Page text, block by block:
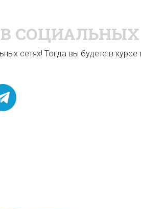
В СОЦИАЛЬНЫХ
сетях! Тогда вы будете в курсе